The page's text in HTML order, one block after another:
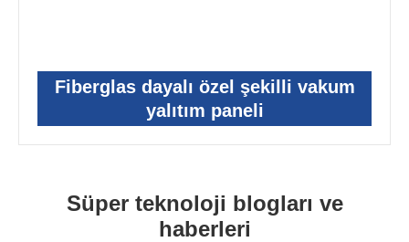
Fiberglas dayalı özel şekilli vakum
yalıtım paneli
Süper teknoloji blogları ve
haberleri